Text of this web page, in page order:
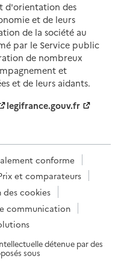
d'orientation des
et de leurs
de la société au
par le Service public
de nombreux
et
et de leurs aidants.
legifrance.gouv.fr
conforme
et comparateurs
des cookies
communication
détenue par des
sous